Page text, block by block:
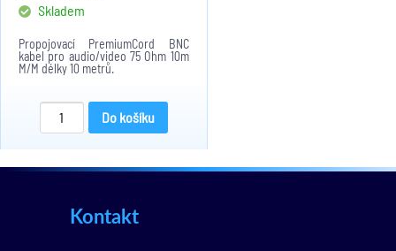
Skladem
Propojovací PremiumCord BNC
kabel pro audio/video 75 Ohm 10m
M/M délky 10 metrů.
Do košíku
Kontakt